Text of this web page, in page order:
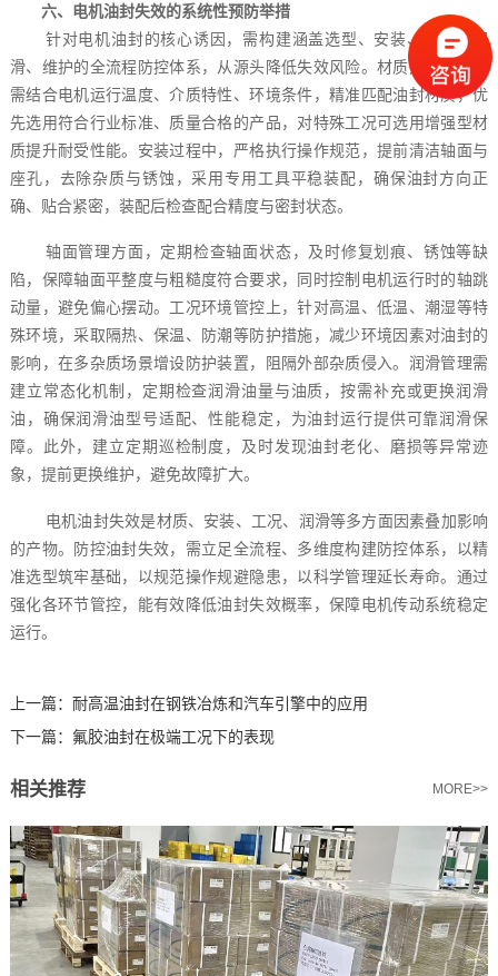
六、电机油封失效的系统性预防举措
针对电机油封的核心诱因，需构建涵盖选型、安装、工况、润
滑、维护的全流程防控体系，从源头降低失效风险。材质选型环节，
需结合电机运行温度、介质特性、环境条件，精准匹配油封材质，优
先选用符合行业标准、质量合格的产品，对特殊工况可选用增强型材
质提升耐受性能。安装过程中，严格执行操作规范，提前清洁轴面与
座孔，去除杂质与锈蚀，采用专用工具平稳装配，确保油封方向正
确、贴合紧密，装配后检查配合精度与密封状态。
轴面管理方面，定期检查轴面状态，及时修复划痕、锈蚀等缺
陷，保障轴面平整度与粗糙度符合要求，同时控制电机运行时的轴跳
动量，避免偏心摆动。工况环境管控上，针对高温、低温、潮湿等特
殊环境，采取隔热、保温、防潮等防护措施，减少环境因素对油封的
影响，在多杂质场景增设防护装置，阻隔外部杂质侵入。润滑管理需
建立常态化机制，定期检查润滑油量与油质，按需补充或更换润滑
油，确保润滑油型号适配、性能稳定，为油封运行提供可靠润滑保
障。此外，建立定期巡检制度，及时发现油封老化、磨损等异常迹
象，提前更换维护，避免故障扩大。
电机油封失效是材质、安装、工况、润滑等多方面因素叠加影响
的产物。防控油封失效，需立足全流程、多维度构建防控体系，以精
准选型筑牢基础，以规范操作规避隐患，以科学管理延长寿命。通过
强化各环节管控，能有效降低油封失效概率，保障电机传动系统稳定
运行。
上一篇： 耐高温油封在钢铁冶炼和汽车引擎中的应用
下一篇： 氟胶油封在极端工况下的表现
相关推荐 MORE>>